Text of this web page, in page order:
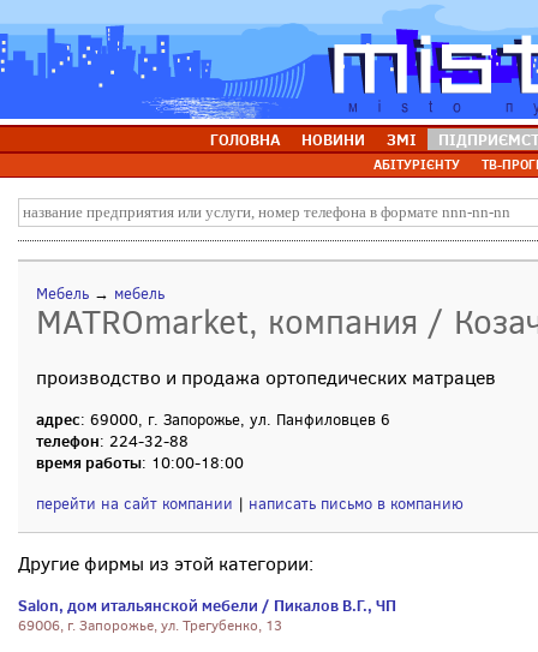
ГОЛОВНА НОВИНИ ЗМІ
АБІТУРІЄНТУ ТВ-
Мебель → мебель
MATROmarket, компания /
производство и продажа ортопедических матрацев
адрес: 69000, г. Запорожье, ул. Панфиловцев 6
телефон: 224-32-88
время работы: 10:00-18:00
перейти на сайт компании | написать письмо в компанию
Другие фирмы из этой категории:
Salon, дом итальянской мебели / Пикалов В.Г., ЧП
69006, г. Запорожье, ул. Трегубенко, 13